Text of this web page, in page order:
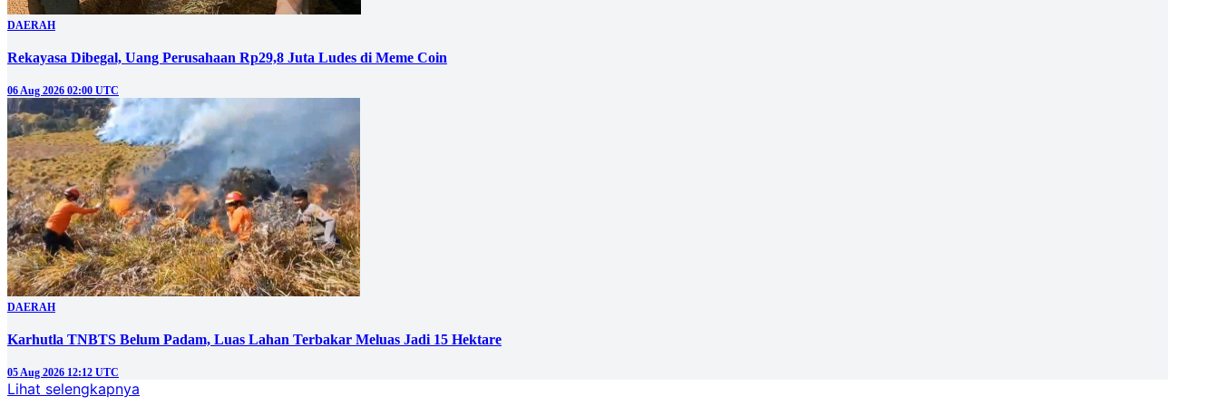
DAERAH
Rekayasa Dibegal, Uang Perusahaan Rp29,8 Juta Ludes di Meme Coin
06 Aug 2026 02:00 UTC
DAERAH
Karhutla TNBTS Belum Padam, Luas Lahan Terbakar Meluas Jadi 15 Hektare
05 Aug 2026 12:12 UTC
Lihat selengkapnya